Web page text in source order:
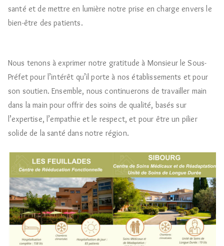
santé et de mettre en lumière notre prise en charge envers le
bien-être des patients.
Nous tenons à exprimer notre gratitude à Monsieur le Sous-
Préfet pour l’intérêt qu’il porte à nos établissements et pour
son soutien. Ensemble, nous continuerons de travailler main
dans la main pour offrir des soins de qualité, basés sur
l’expertise, l’empathie et le respect, et pour être un pilier
solide de la santé dans notre région.